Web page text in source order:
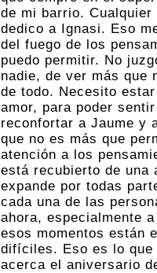
de mi barrio.
dedico a Ignasi. Eso
del fuego de los
puedo permitir. No
nadie, de ver más que
de todo. Necesito
amor, para poder
reconfortar a Jaume y
que no es más que
atención a los
está recubierto de una
expande por todas
cada una de las
ahora, especialmente
esos momentos están
difíciles. Eso es lo que
acerca el aniversario